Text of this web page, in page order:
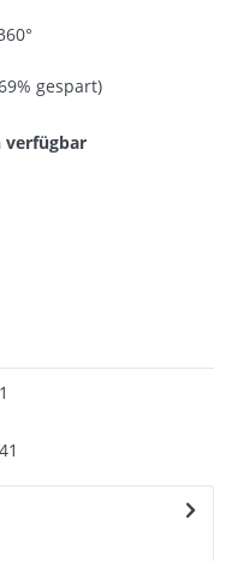
gespart)
verfügbar